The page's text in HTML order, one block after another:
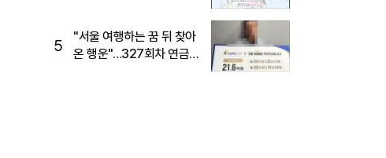
5
"서울 여행하는 꿈 뒤 찾아
온 행운"…327회차 연금